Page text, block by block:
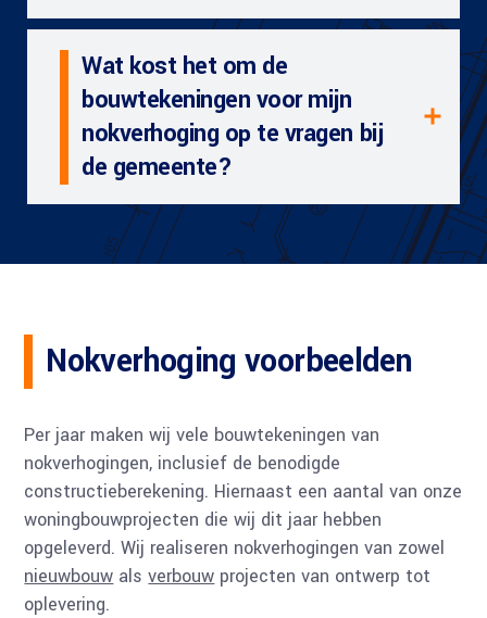
Wat kost het om de
bouwtekeningen voor mijn
nokverhoging op te vragen bij
de gemeente?
Nokverhoging voorbeelden
Per jaar maken wij vele bouwtekeningen van
nokverhogingen, inclusief de benodigde
constructieberekening. Hiernaast een aantal van onze
woningbouwprojecten die wij dit jaar hebben
opgeleverd. Wij realiseren nokverhogingen van zowel
nieuwbouw alsverbouw projecten van ontwerp tot
oplevering.